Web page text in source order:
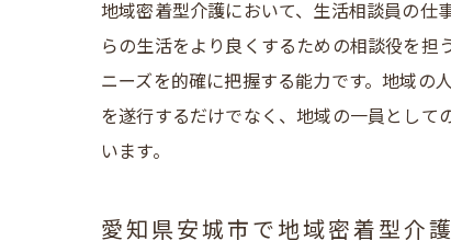
地域密着型介護において、生活相談員の仕
らの生活をより良くするための相談役を担
ニーズを的確に把握する能力です。地域の
を遂行するだけでなく、地域の一員として
います。
愛知県安城市で地域密着型介